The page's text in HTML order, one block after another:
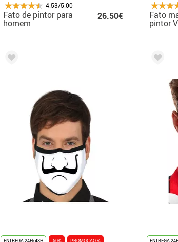
4.53/5.00
Fato de pintor para
homem
26.50€ Fato
pintor
ENTREGA 24H/48H -50%
PROMOÇAO %
ENTREGA